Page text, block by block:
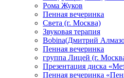
Рома Жуков
Пенная вечеринка
Света (г. Москва)
Звуковая терапия
Bobina(Дмитрий
Пенная вечеринка
группа Лицей (г.
Презентация диска
Пенная вечеринка